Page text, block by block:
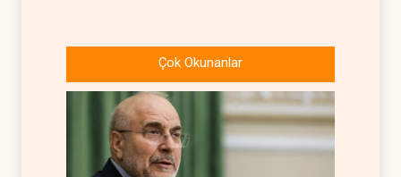
yerine askeri üs projesi
UNICEF: Gazze'de
ateşkesten bu yana 300
çocuk öldürüldü
FİLİSTİN
Çok Okunanlar